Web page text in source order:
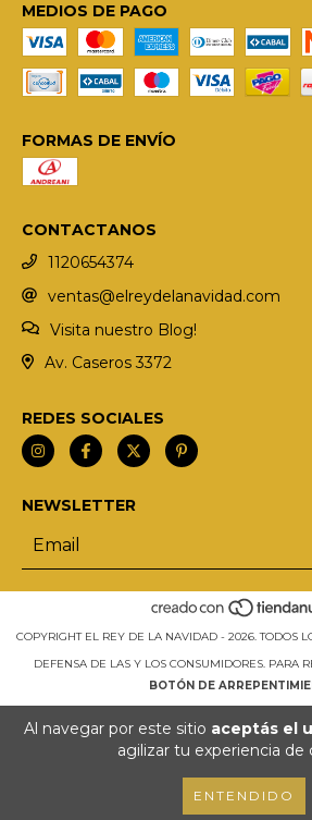
Al navegar por este sitio aceptás el
agilizar tu experiencia de
ENTENDIDO
MEDIOS DE PAGO
FORMAS DE ENVÍO
CONTACTANOS
1120654374
ventas@elreydelanavidad.com
Visita nuestro Blog!
Av. Caseros 3372
REDES SOCIALES
NEWSLETTER
COPYRIGHT EL REY DE LA NAVIDAD - 2026. TODOS
DEFENSA DE LAS Y LOS CONSUMIDORES. PARA
BOTÓN DE